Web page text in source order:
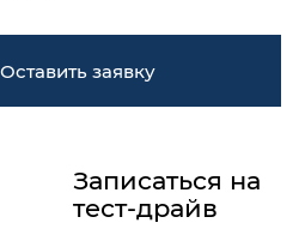
Оставить заявку
Записаться на
тест-драйв